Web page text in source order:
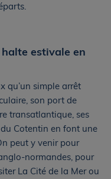
estivale en
qu’un simple arrêt
son port de
transatlantique, ses
Cotentin en font une
peut y venir pour
normandes, pour
La Cité de la Mer ou